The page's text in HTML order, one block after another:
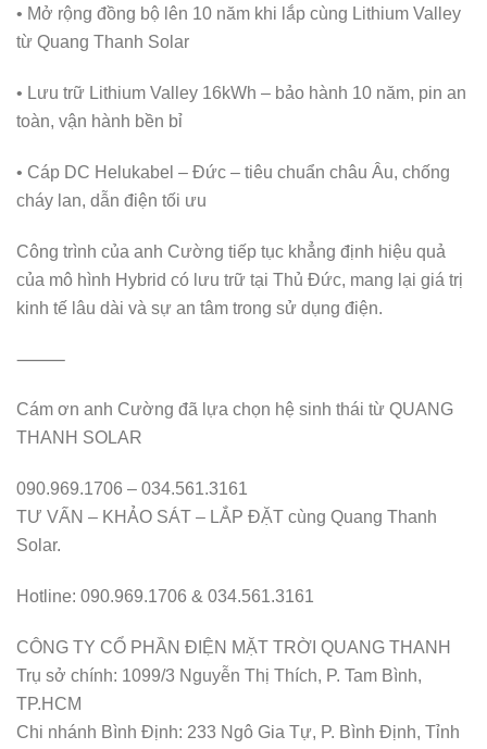
• Mở rộng đồng bộ lên 10 năm khi lắp cùng Lithium Valley
từ Quang Thanh Solar
• Lưu trữ Lithium Valley 16kWh – bảo hành 10 năm, pin an
toàn, vận hành bền bỉ
• Cáp DC Helukabel – Đức – tiêu chuẩn châu Âu, chống
cháy lan, dẫn điện tối ưu
Công trình của anh Cường tiếp tục khẳng định hiệu quả
của mô hình Hybrid có lưu trữ tại Thủ Đức, mang lại giá trị
kinh tế lâu dài và sự an tâm trong sử dụng điện.
⸻
Cám ơn anh Cường đã lựa chọn hệ sinh thái từ QUANG
THANH SOLAR
090.969.1706 – 034.561.3161
TƯ VẤN – KHẢO SÁT – LẮP ĐẶT cùng Quang Thanh
Solar.
Hotline: 090.969.1706 & 034.561.3161
CÔNG TY CỔ PHẦN ĐIỆN MẶT TRỜI QUANG THANH
Trụ sở chính: 1099/3 Nguyễn Thị Thích, P. Tam Bình,
TP.HCM
Chi nhánh Bình Định: 233 Ngô Gia Tự, P. Bình Định, Tỉnh